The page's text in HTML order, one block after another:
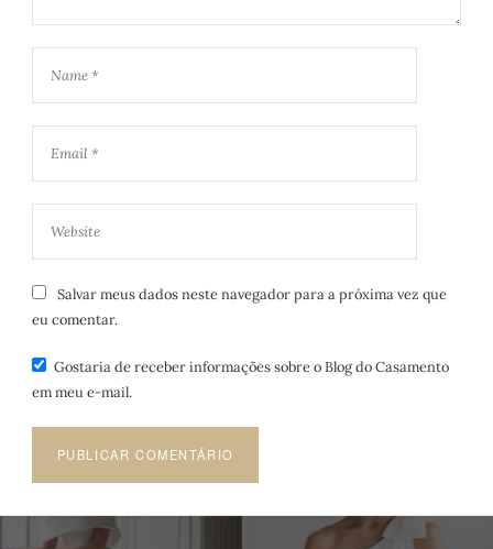
Salvar meus dados neste navegador para a próxima vez que
eu comentar.
Gostaria de receber informações sobre o Blog do Casamento
em meu e-mail.